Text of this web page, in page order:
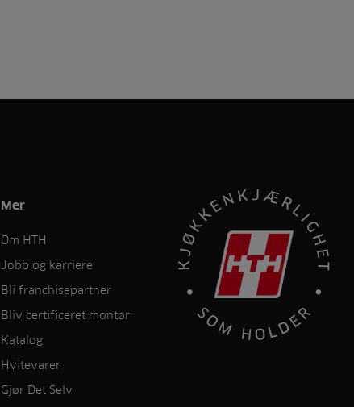
Mer
Om HTH
Jobb og karriere
Bli franchisepartner
Bliv certificeret montør
Katalog
Hvitevarer
Gjør Det Selv